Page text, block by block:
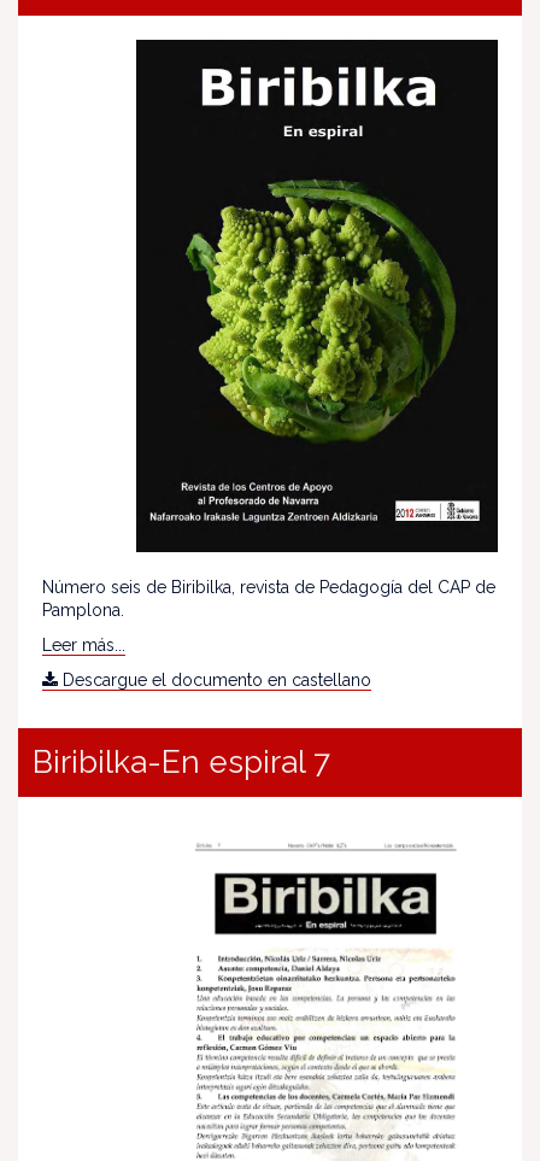
Número seis de Biribilka, revista de Pedagogía del CAP de
Pamplona.
Leer más...
Descargue el documento en castellano
Biribilka-En espiral 7